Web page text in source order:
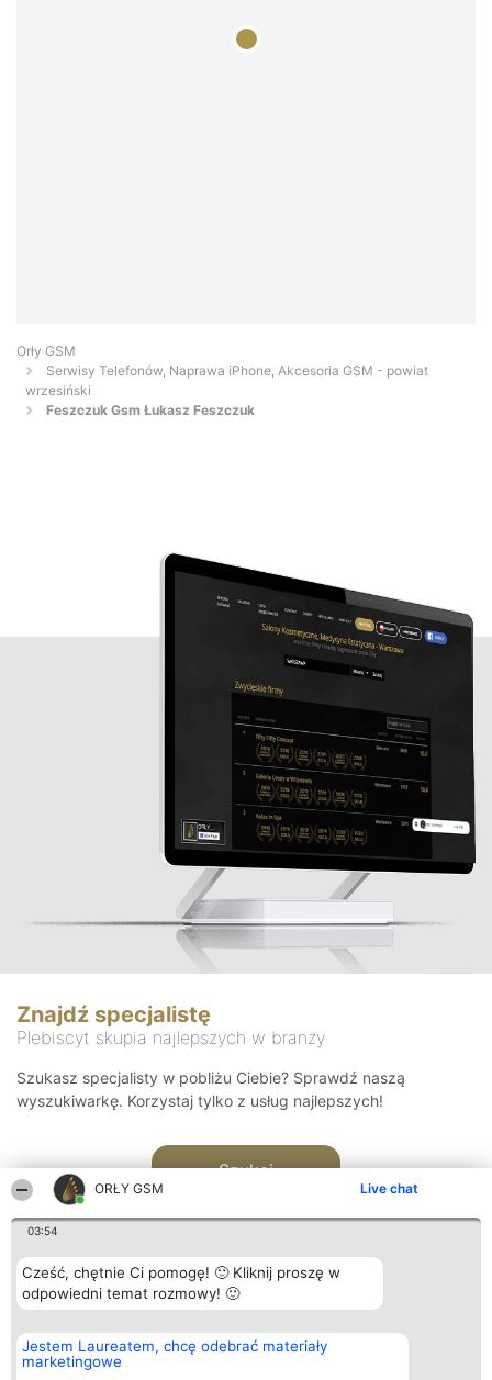
ORŁY GSM Live chat
03:54
Cześć, chętnie Ci pomogę! 🙂 Kliknij proszę w
odpowiedni temat rozmowy! 🙂
Jestem Laureatem, chcę odebrać materiały
marketingowe
Orły GSM
Serwisy Telefonów, Naprawa iPhone, Akcesoria GSM - powiat
wrzesiński
Feszczuk Gsm Łukasz Feszczuk
Znajdź specjalistę
Plebiscyt skupia najlepszych w branży
Szukasz specjalisty w pobliżu Ciebie? Sprawdź naszą
wyszukiwarkę. Korzystaj tylko z usług najlepszych!
Szukaj
Organizator plebiscytu
Bright Side Solutions sp. z o.
o. sp. k.
Plebiscyt
Laureaci
Kontakt
Kontakt